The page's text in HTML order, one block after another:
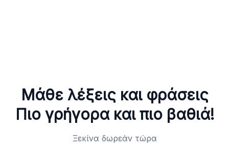
Μάθε λέξεις και φράσεις
Πιο γρήγορα και πιο βαθιά!
Ξεκίνα δωρεάν τώρα